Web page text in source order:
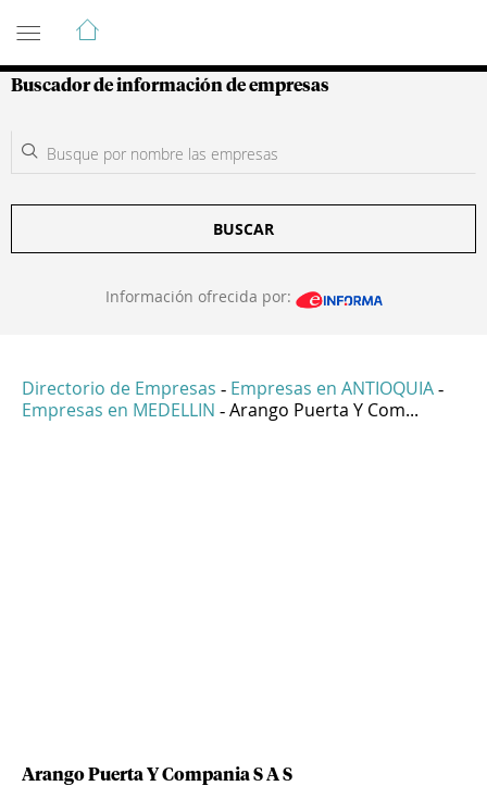
Guía de Empresas Colombianas
Buscador de información de empresas
BUSCAR
Información ofrecida por:
Directorio de Empresas - Empresas en ANTIOQUIA -
Empresas en MEDELLIN - Arango Puerta Y Com...
Arango Puerta Y Compania S A S